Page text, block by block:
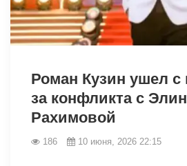
Роман Кузин ушел с
за конфликта с
Рахимовой
186 10 июня, 2026 22:15